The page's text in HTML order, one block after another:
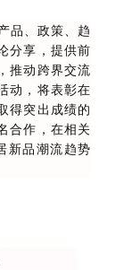
、政策、趋
分享，提供前
推动跨界交流
动，将表彰在
得突出成绩的
合作，在相关
新品潮流趋势